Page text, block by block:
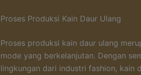
Proses Produksi Kain Daur Ulang
Proses produksi kain daur ulang
mode yang berkelanjutan. Dengan
lingkungan dari industri fashion, kain